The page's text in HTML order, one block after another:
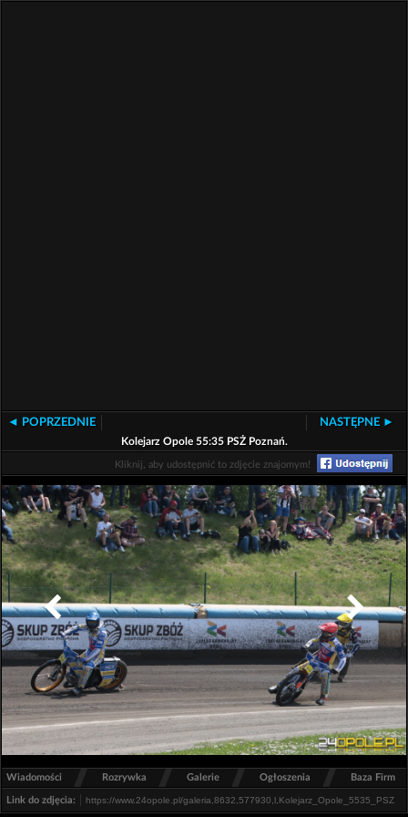
◄ POPRZEDNIE NASTĘPNE ►
Kolejarz Opole 55:35 PSŻ Poznań.
Kliknij, aby udostępnić to zdjęcie znajomym!
Wiadomości / Rozrywka / Galerie / Ogłoszenia / Baza Firm
Link do zdjęcia: